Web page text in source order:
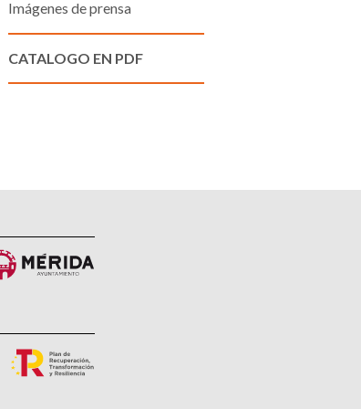
Imágenes de prensa
CATALOGO EN PDF